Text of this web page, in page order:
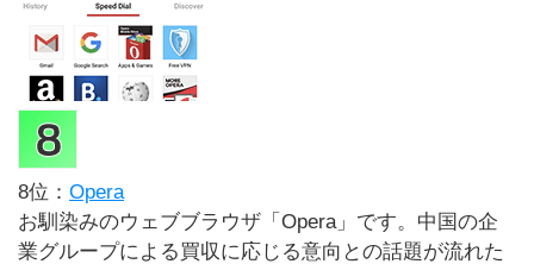
8位： Opera
お馴染みのウェブブラウザ「Opera」です。中国の企
業グループによる買収に応じる意向との話題が流れた